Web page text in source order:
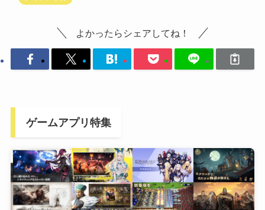
よかったらシェアしてね！
ゲームアプリ特集